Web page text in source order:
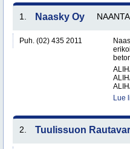
1. Naasky Oy
Puh. (02) 435 2011
Lue
2. Tuulissuon